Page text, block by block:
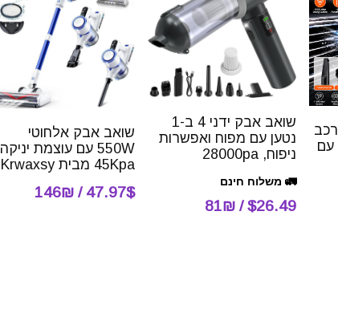
VORXEK 13000Pa עם
שואב אבק ידני 4 ב-1
נטען עם מפוח ואפשרות
ניפוח, 28000pa
🚛 משלוח חינם
$26.49 / 81₪
שואב אבק אלחוטי
550W עם עוצמת יניקה
45Kpa מבית Krwaxsy
47.97$ / 146₪